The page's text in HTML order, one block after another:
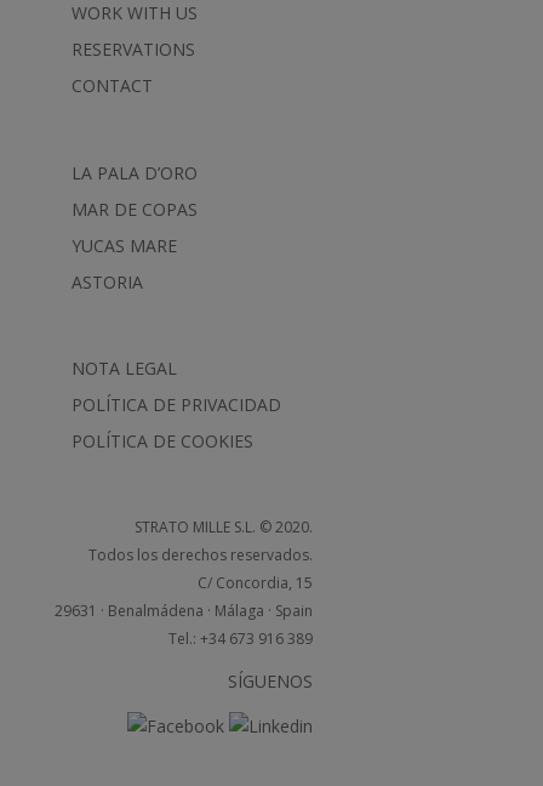
WORK WITH US
RESERVATIONS
CONTACT
LA PALA D’ORO
MAR DE COPAS
YUCAS MARE
ASTORIA
NOTA LEGAL
POLÍTICA DE PRIVACIDAD
POLÍTICA DE COOKIES
STRATO MILLE S.L. © 2020.
Todos los derechos reservados.
C/ Concordia, 15
29631 · Benalmádena · Málaga · Spain
Tel.: +34 673 916 389
SÍGUENOS